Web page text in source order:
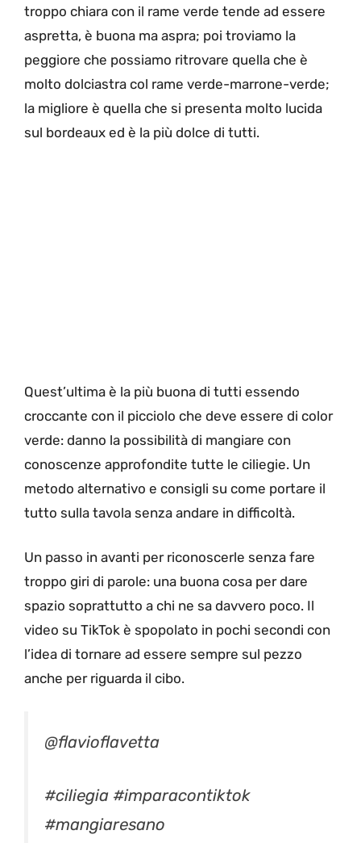
troppo chiara con il rame verde tende ad essere
aspretta, è buona ma aspra; poi troviamo la
peggiore che possiamo ritrovare quella che è
molto dolciastra col rame verde-marrone-verde;
la migliore è quella che si presenta molto lucida
sul bordeaux ed è la più dolce di tutti.
Quest’ultima è la più buona di tutti essendo
croccante con il picciolo che deve essere di color
verde: danno la possibilità di mangiare con
conoscenze approfondite tutte le ciliegie. Un
metodo alternativo e consigli su come portare il
tutto sulla tavola senza andare in difficoltà.
Un passo in avanti per riconoscerle senza fare
troppo giri di parole: una buona cosa per dare
spazio soprattutto a chi ne sa davvero poco. Il
video su TikTok è spopolato in pochi secondi con
l’idea di tornare ad essere sempre sul pezzo
anche per riguarda il cibo.
@flavioflavetta
#ciliegia #imparacontiktok
#mangiaresano